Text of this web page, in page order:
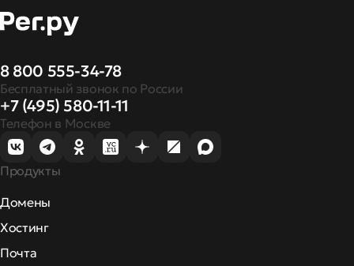
8 800 555-34-78
Бесплатный звонок по России
+7 (495) 580-11-11
Телефон в Москве
Продукты
Домены
Хостинг
Почта